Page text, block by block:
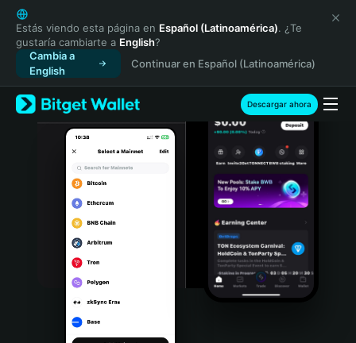
English
日本語
Tiếng Việt
Русский
Español (Latinoamérica)
Türkçe
Italiano
Português (Portugal)
Bahasa Indonesia
Português (Brasil)
Estás viendo esta página en Español (Latinoamérica). ¿Te
gustaría cambiarte a English?
Cambia a
English
Continuar en Español (Latinoamérica)
Descargar ahora